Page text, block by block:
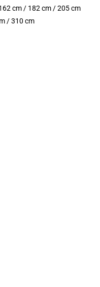
cm / 182 cm / 205 cm
/ 310 cm